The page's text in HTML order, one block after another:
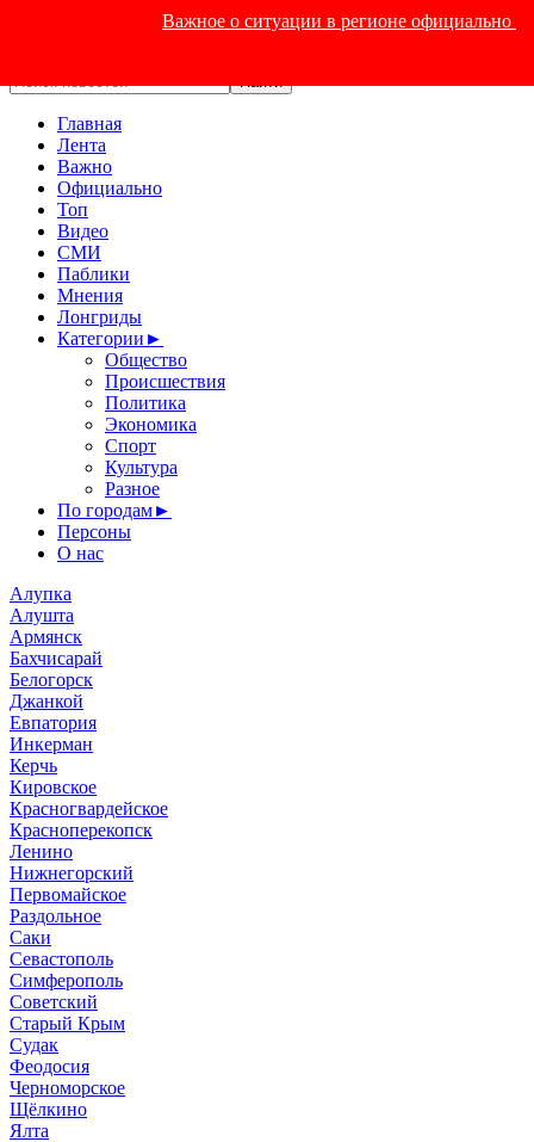
Важное о ситуации в регионе официально
Главная
Лента
Важно
Официально
Топ
Видео
СМИ
Паблики
Мнения
Лонгриды
Категории ►
Общество
Происшествия
Политика
Экономика
Спорт
Культура
Разное
По городам►
Персоны
О нас
Алупка
Алушта
Армянск
Бахчисарай
Белогорск
Джанкой
Евпатория
Инкерман
Керчь
Кировское
Красногвардейское
Красноперекопск
Ленино
Нижнегорский
Первомайское
Раздольное
Саки
Севастополь
Симферополь
Советский
Старый Крым
Судак
Феодосия
Черноморское
Щёлкино
Ялта